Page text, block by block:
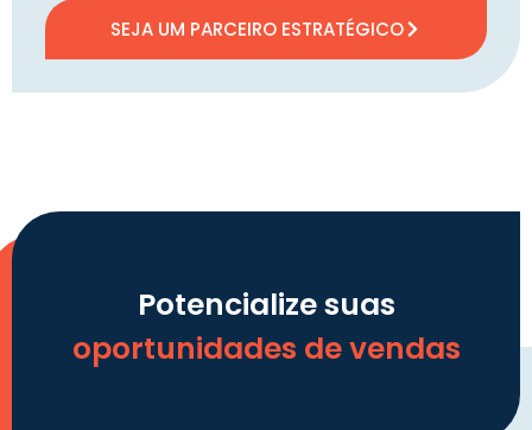
SEJA UM PARCEIRO ESTRATÉGICO
Potencialize suas
oportunidades de vendas